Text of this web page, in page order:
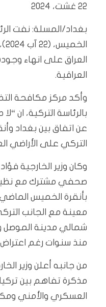
22 غشت، 2024
بغداد/المسلة: نفت
العراق على انهاء
العراقية.
وأكد مركز مكافحة
بالرئاسة التركية، ان
عن اتفاق بين بغداد
التركي على الأراضي
وكان وزير الخارجية
صحفي مشترك مع
بأنقرة الخميس
معينة مع الجانب
شمالي مدينة الموصل
منذ سنوات رغم
من جانبه أعلن وزير
مذكرة تفاهم بين تركيا
العسكري والأمني